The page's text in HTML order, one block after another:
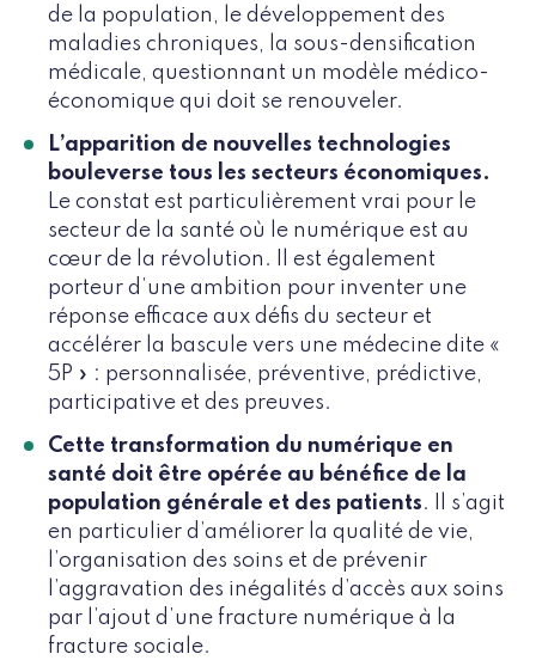
de la population, le développement des
maladies chroniques, la sous-densification
médicale, questionnant un modèle médico-
économique qui doit se renouveler.
L’apparition de nouvelles technologies
bouleverse tous les secteurs économiques.
Le constat est particulièrement vrai pour le
secteur de la santé où le numérique est au
cœur de la révolution. Il est également
porteur d’une ambition pour inventer une
réponse efficace aux défis du secteur et
accélérer la bascule vers une médecine dite «
5P » : personnalisée, préventive, prédictive,
participative et des preuves.
Cette transformation du numérique en
santé doit être opérée au bénéfice de la
population générale et des patients. Il s’agit
en particulier d’améliorer la qualité de vie,
l’organisation des soins et de prévenir
l’aggravation des inégalités d’accès aux soins
par l’ajout d’une fracture numérique à la
fracture sociale.